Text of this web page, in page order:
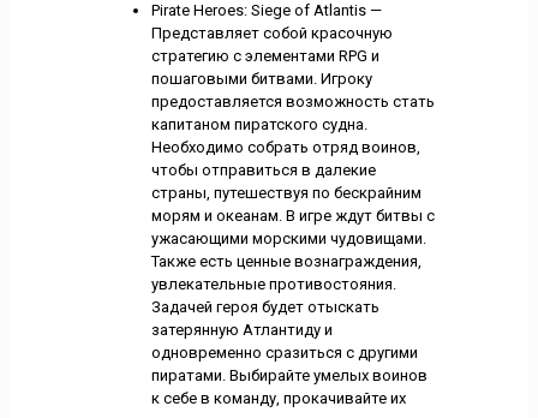
Pirate Heroes: Siege of Atlantis —
Представляет собой красочную
стратегию с элементами RPG и
пошаговыми битвами. Игроку
предоставляется возможность стать
капитаном пиратского судна.
Необходимо собрать отряд воинов,
чтобы отправиться в далекие
страны, путешествуя по бескрайним
морям и океанам. В игре ждут битвы с
ужасающими морскими чудовищами.
Также есть ценные вознаграждения,
увлекательные противостояния.
Задачей героя будет отыскать
затерянную Атлантиду и
одновременно сразиться с другими
пиратами. Выбирайте умелых воинов
к себе в команду, прокачивайте их